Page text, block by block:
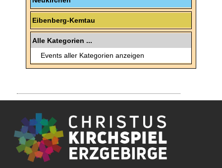
Eibenberg-Kemtau
Alle Kategorien ...
Events aller Kategorien anzeigen